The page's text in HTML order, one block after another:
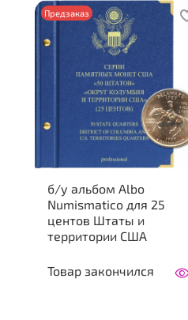
Предзаказ
б/у альбом Albo
Numismatico для 25
центов Штаты и
территории США
Товар закончился